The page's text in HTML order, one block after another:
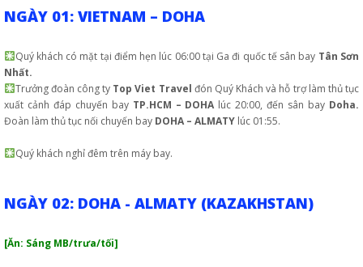
NGÀY 01: VIETNAM – DOHA
Quý khách có mặt tại điểm hẹn lúc 06:00 tại Ga đi quốc tế sân bay Tân Sơn
Nhất.
Trưởng đoàn công ty Top Viet Travel đón Quý Khách và hỗ trợ làm thủ tục
xuất cảnh đáp chuyến bay TP.HCM – DOHA lúc 20:00, đến sân bay Doha.
Đoàn làm thủ tục nối chuyến bay DOHA – ALMATY lúc 01:55.
Quý khách nghỉ đêm trên máy bay.
NGÀY 02: DOHA - ALMATY (KAZAKHSTAN)
[Ăn: Sáng MB/trưa/tối]